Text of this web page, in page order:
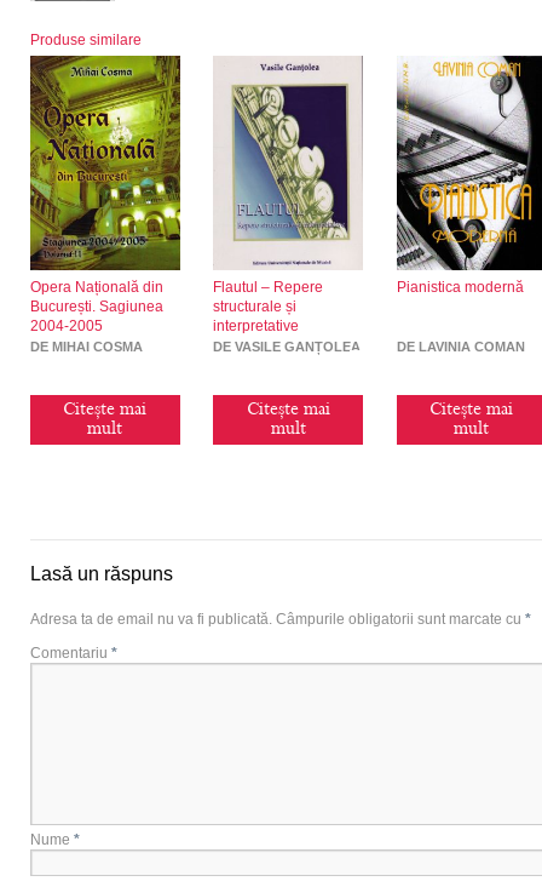
Produse similare
Opera Națională din
București. Sagiunea
2004-2005
DE MIHAI COSMA
Citește mai
mult
Flautul – Repere
structurale și
interpretative
DE VASILE GANȚOLEA
Citește mai
mult
Pianistica modernă
DE LAVINIA COMAN
Citește mai
mult
Lasă un răspuns
Adresa ta de email nu va fi publicată. Câmpurile obligatorii sunt marcate cu *
Comentariu *
Nume *